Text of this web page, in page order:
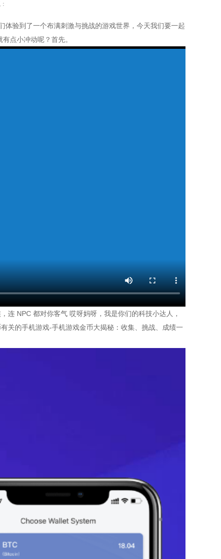
验到了一个布满刺激与挑战的游戏世界，今天我们要一起
点小冲动呢？首先。
连 NPC 都对你客气 哎呀妈呀，我是你们的科技小达人，
关的手机游戏-手机游戏金币大揭秘：收集、挑战、成绩一